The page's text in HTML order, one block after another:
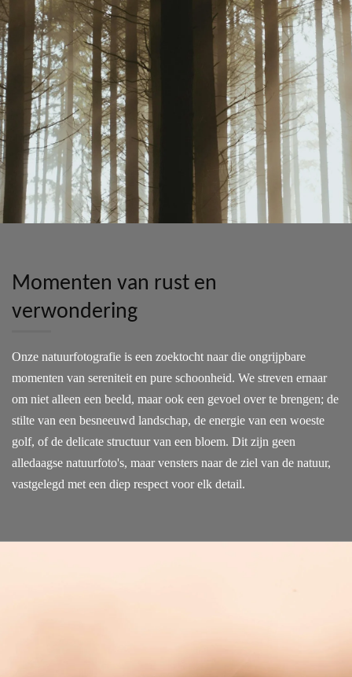
Momenten van rust en
verwondering
Onze natuurfotografie is een zoektocht naar die ongrijpbare
momenten van sereniteit en pure schoonheid. We streven ernaar
om niet alleen een beeld, maar ook een gevoel over te brengen; de
stilte van een besneeuwd landschap, de energie van een woeste
golf, of de delicate structuur van een bloem. Dit zijn geen
alledaagse natuurfoto's, maar vensters naar de ziel van de natuur,
vastgelegd met een diep respect voor elk detail.